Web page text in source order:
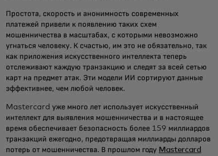
Простота, скорость и анонимность современных
платежей привели к появлению таких схем
мошенничества в масштабах, с которыми невозможно
угнаться человеку. К счастью, им это не обязательно, так
как приложения искусственного интеллекта теперь
отслеживают каждую транзакцию и следят за всей сетью
карт на предмет атак. Эти модели ИИ сортируют данные
эффективнее, чем любой человек.
Mastercard уже много лет использует искусственный
интеллект для выявления мошенничества и в настоящее
время обеспечивает безопасность более 159 миллиардов
транзакций ежегодно, предотвращая миллиарды долларов
потерь от мошенничества. В прошлом году Mastercard